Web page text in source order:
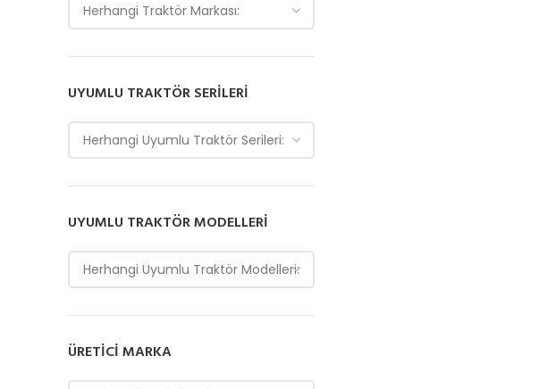
Herhangi Traktör Markası:
UYUMLU TRAKTÖR SERILERI
Herhangi Uyumlu Traktör Serileri:
UYUMLU TRAKTÖR MODELLERI
Herhangi Uyumlu Traktör Modelleri:
ÜRETICI MARKA